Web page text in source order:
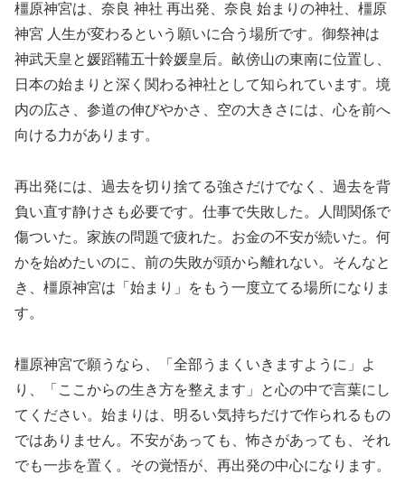
橿原神宮は、奈良 神社 再出発、奈良 始まりの神社、橿原
神宮 人生が変わるという願いに合う場所です。御祭神は
神武天皇と媛蹈鞴五十鈴媛皇后。畝傍山の東南に位置し、
日本の始まりと深く関わる神社として知られています。境
内の広さ、参道の伸びやかさ、空の大きさには、心を前へ
向ける力があります。
再出発には、過去を切り捨てる強さだけでなく、過去を背
負い直す静けさも必要です。仕事で失敗した。人間関係で
傷ついた。家族の問題で疲れた。お金の不安が続いた。何
かを始めたいのに、前の失敗が頭から離れない。そんなと
き、橿原神宮は「始まり」をもう一度立てる場所になりま
す。
橿原神宮で願うなら、「全部うまくいきますように」よ
り、「ここからの生き方を整えます」と心の中で言葉にし
てください。始まりは、明るい気持ちだけで作られるもの
ではありません。不安があっても、怖さがあっても、それ
でも一歩を置く。その覚悟が、再出発の中心になります。